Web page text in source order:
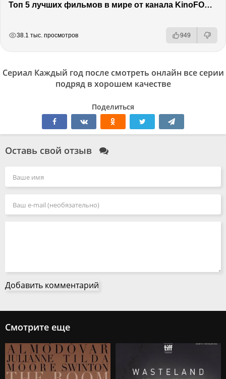
Топ 5 лучших фильмов в мире от канала KinoFOX / Подкаст про кино / Разговор о фильмах / Обсуждение
38.1 тыс. просмотров 949
Сериал Каждый год после смотреть онлайн все серии
подряд в хорошем качестве
Поделиться
Оставь свой отзыв
Добавить комментарий
Смотрите еще